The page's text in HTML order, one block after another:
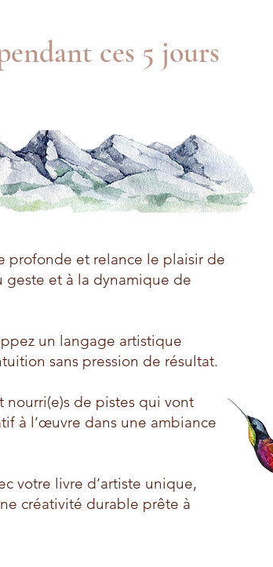
ces 5 jours
profonde et relance le plaisir de
geste et à la dynamique de
un langage artistique
sans pression de résultat.
nourri(e)s de pistes qui vont
à l’œuvre dans une ambiance
votre livre d’artiste unique,
créativité durable prête à